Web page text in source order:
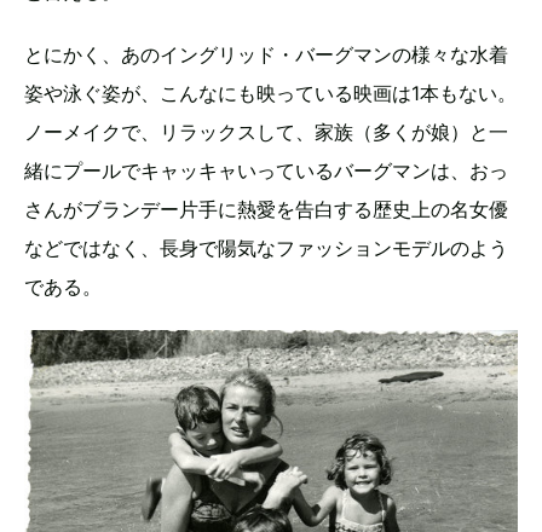
とにかく、あのイングリッド・バーグマンの様々な水着
姿や泳ぐ姿が、こんなにも映っている映画は1本もない。
ノーメイクで、リラックスして、家族（多くが娘）と一
緒にプールでキャッキャいっているバーグマンは、おっ
さんがブランデー片手に熱愛を告白する歴史上の名女優
などではなく、長身で陽気なファッションモデルのよう
である。